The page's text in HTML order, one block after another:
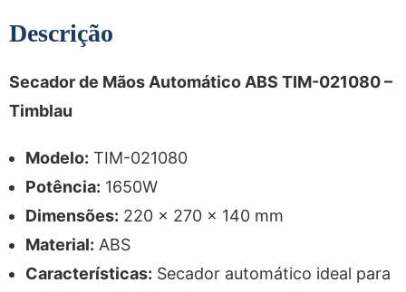
Descrição
Secador de Mãos Automático ABS TIM-021080 –
Timblau
Modelo: TIM-021080
Potência: 1650W
Dimensões: 220 x 270 x 140 mm
Material: ABS
Características: Secador automático ideal para